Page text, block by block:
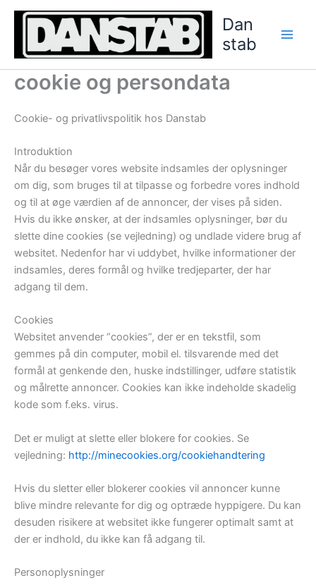
indholdet
Dan
stab
cookie og persondata
Cookie- og privatlivspolitik hos Danstab
Introduktion
Når du besøger vores website indsamles der oplysninger
om dig, som bruges til at tilpasse og forbedre vores indhold
og til at øge værdien af de annoncer, der vises på siden.
Hvis du ikke ønsker, at der indsamles oplysninger, bør du
slette dine cookies (se vejledning) og undlade videre brug af
websitet. Nedenfor har vi uddybet, hvilke informationer der
indsamles, deres formål og hvilke tredjeparter, der har
adgang til dem.
Cookies
Websitet anvender “cookies”, der er en tekstfil, som
gemmes på din computer, mobil el. tilsvarende med det
formål at genkende den, huske indstillinger, udføre statistik
og målrette annoncer. Cookies kan ikke indeholde skadelig
kode som f.eks. virus.
Det er muligt at slette eller blokere for cookies. Se
vejledning: http://minecookies.org/cookiehandtering
Hvis du sletter eller blokerer cookies vil annoncer kunne
blive mindre relevante for dig og optræde hyppigere. Du kan
desuden risikere at websitet ikke fungerer optimalt samt at
der er indhold, du ikke kan få adgang til.
Personoplysninger